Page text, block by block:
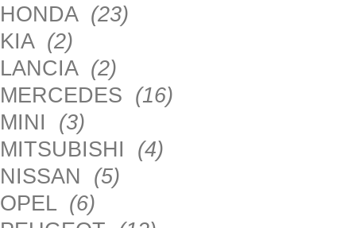
HONDA (23)
KIA (2)
LANCIA (2)
MERCEDES (16)
MINI (3)
MITSUBISHI (4)
NISSAN (5)
OPEL (6)